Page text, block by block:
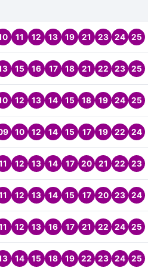
11 12 13 19 21 23 24 25
15 16 17 18 21 22 23 25
12 13 14 15 18 19 24 25
10 12 14 15 17 19 22 24
12 13 14 17 20 21 22 23
12 13 14 15 17 20 23 24
12 13 16 17 21 22 24 25
14 15 18 19 22 23 24 25